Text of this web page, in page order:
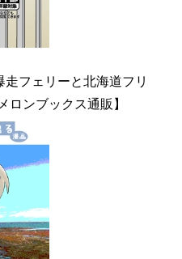
走フェリーと北海道フリ
ロンブックス通販】